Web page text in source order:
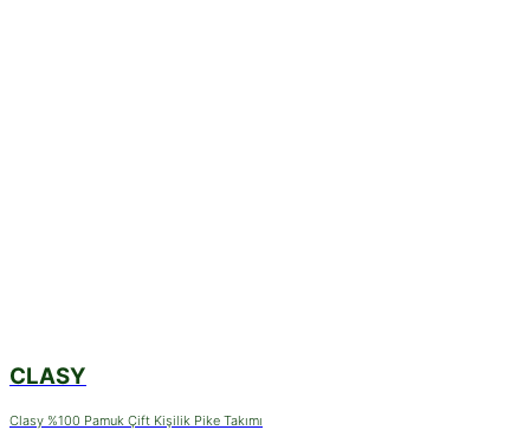
CLASY
Clasy %100 Pamuk Çift Kişilik Pike Takımı